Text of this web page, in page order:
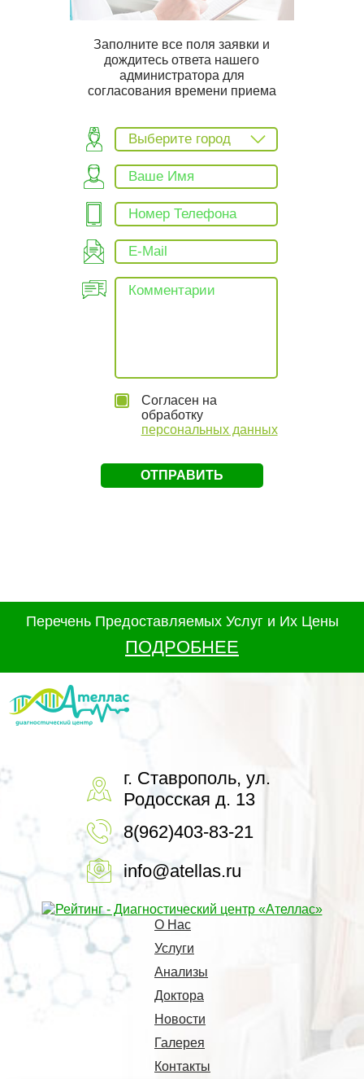
Заполните все поля заявки и
дождитесь ответа нашего
администратора для
согласования времени приема
Выберите город
Согласен на
обработку
персональных данных
Перечень Предоставляемых Услуг и Их Цены
ПОДРОБНЕЕ
г. Ставрополь, ул.
Родосская д. 13
8(962)403-83-21
info@atellas.ru
О Нас
Услуги
Анализы
Доктора
Новости
Галерея
Контакты